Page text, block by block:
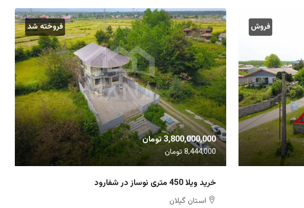
فروش فروخته شد
3,800,000,000 تومان
8,444,000 تومان
خرید ویلا 450 متری نوساز در شفارود
استان گیلان